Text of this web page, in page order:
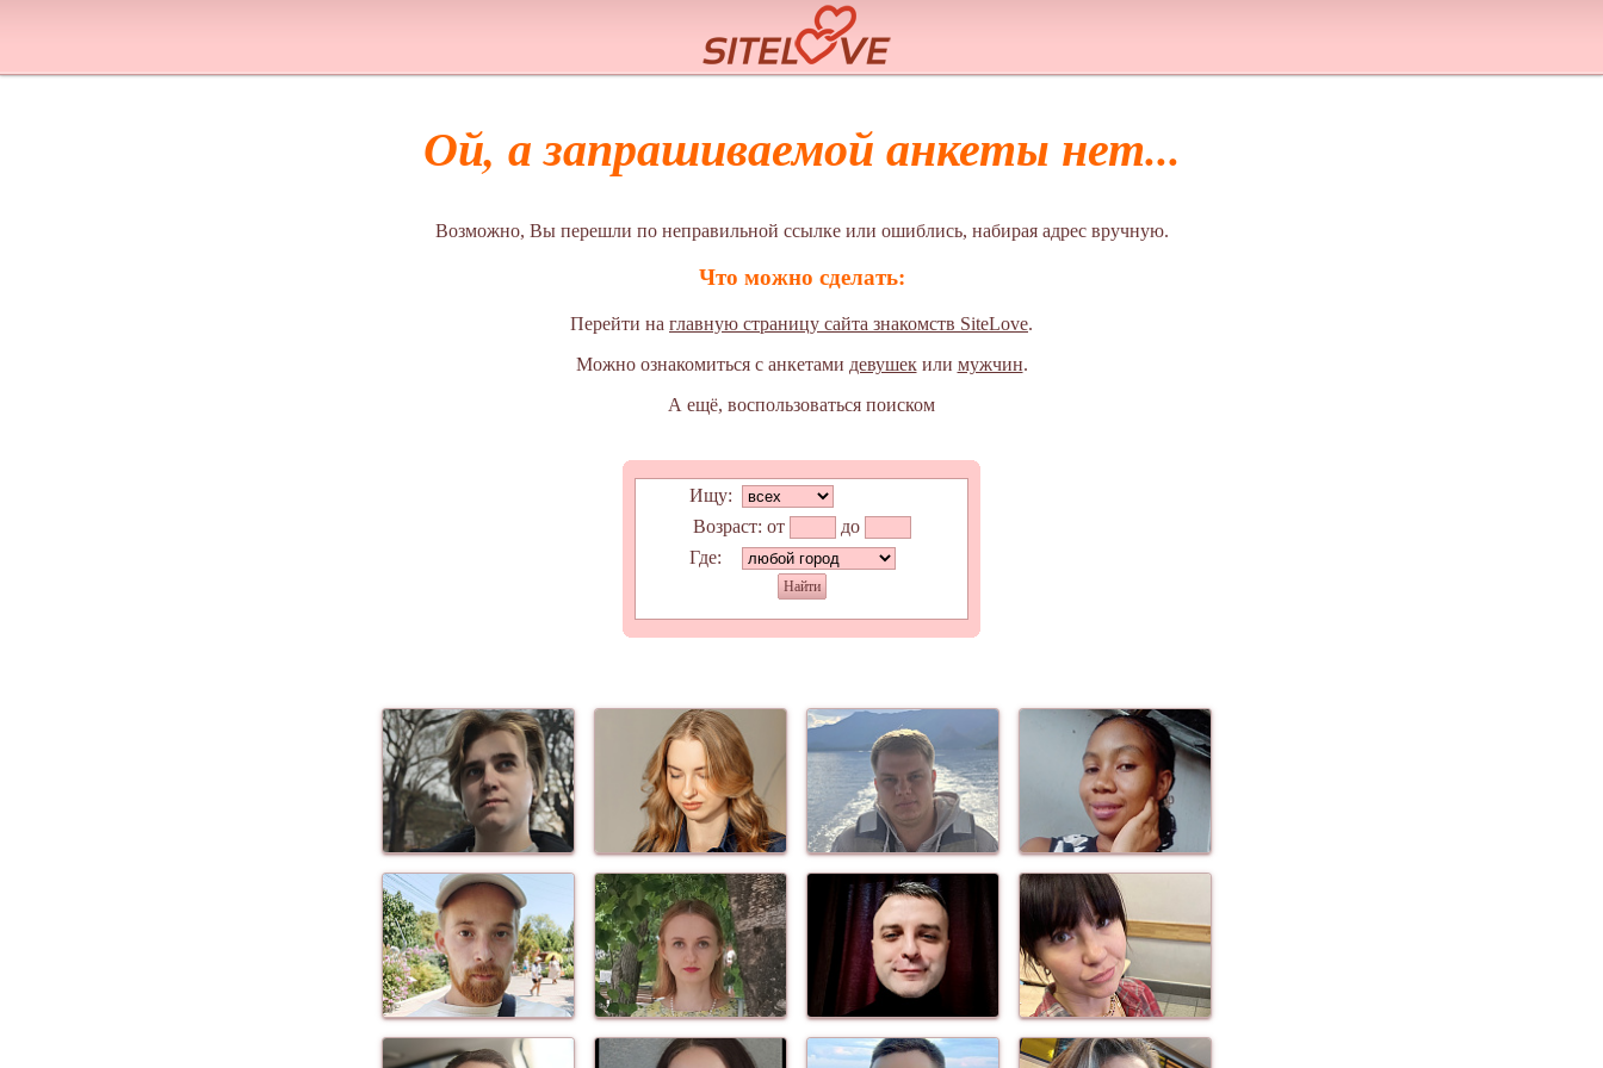
Ой, а запрашиваемой анкеты нет...
Возможно, Вы перешли по неправильной ссылке или ошиблись, набирая адрес вручную.
Что можно сделать:
Перейти на главную страницу сайта знакомств SiteLove.
Можно ознакомиться с анкетами девушекили мужчин.
А ещё, воспользоваться поиском
Ищу:
Возраст: от
до
Где:
Найти